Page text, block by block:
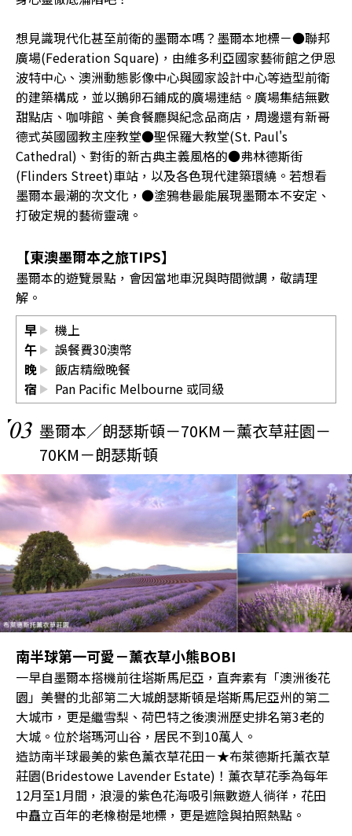
想見識現代化甚至前衛的墨爾本嗎？墨爾本地標－●聯邦
廣場(Federation Square)，由維多利亞國家藝術館之伊恩
波特中心、澳洲動態影像中心與國家設計中心等造型前衛
的建築構成，並以鵝卵石鋪成的廣場連結。廣場集結無數
甜點店、咖啡館、美食餐廳與紀念品商店，周邊還有新哥
德式英國國教主座教堂●聖保羅大教堂(St. Paul's
Cathedral)、對街的新古典主義風格的●弗林德斯街
(Flinders Street)車站，以及各色現代建築環繞。若想看
墨爾本最潮的次文化，●塗鴉巷最能展現墨爾本不安定、
打破定規的藝術靈魂。
【東澳墨爾本之旅TIPS】
墨爾本的遊覽景點，會因當地車況與時間微調，敬請理
解。
早
機上
午
誤餐費30澳幣
晚
飯店精緻晚餐
宿
Pan Pacific Melbourne 或同級
03 墨爾本／朗瑟斯頓－70KM－薰衣草莊園－
70KM－朗瑟斯頓
南半球第一可愛－薰衣草小熊BOBI
一早自墨爾本搭機前往塔斯馬尼亞，直奔素有「澳洲後花
園」美譽的北部第二大城朗瑟斯頓是塔斯馬尼亞州的第二
大城市，更是繼雪梨、荷巴特之後澳洲歷史排名第3老的
大城。位於塔瑪河山谷，居民不到10萬人。
造訪南半球最美的紫色薰衣草花田－★布萊德斯托薰衣草
莊園(Bridestowe Lavender Estate)！薰衣草花季為每年
12月至1月間，浪漫的紫色花海吸引無數遊人徜徉，花田
中矗立百年的老橡樹是地標，更是遮陰與拍照熱點。